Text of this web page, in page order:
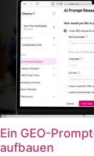
Ein GEO-
aufbauen